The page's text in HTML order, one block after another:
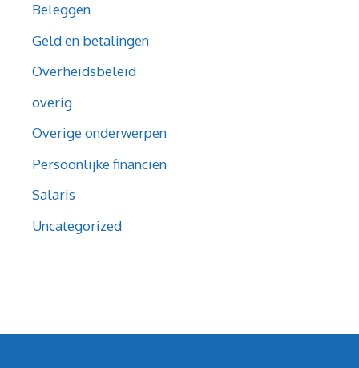
Beleggen
Geld en betalingen
Overheidsbeleid
overig
Overige onderwerpen
Persoonlijke financiën
Salaris
Uncategorized